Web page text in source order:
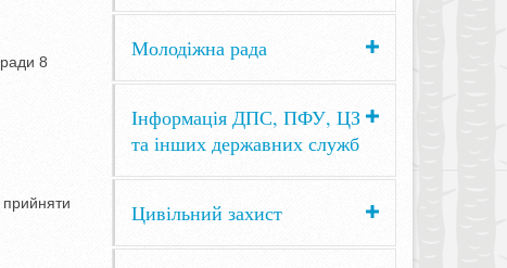
8
прийняти
Молодіжна рада
Інформація ДПС, ПФУ, ЦЗ
та інших державних служб
Цивільний захист